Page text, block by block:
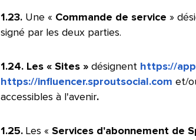
1.23. Une « Commande de service »
signé par les deux parties.
1.24. Les « Sites » désignent https://
https://influencer.sproutsocial.com et/
accessibles à l'avenir.​​
1.25. Les « Services d'abonnement de